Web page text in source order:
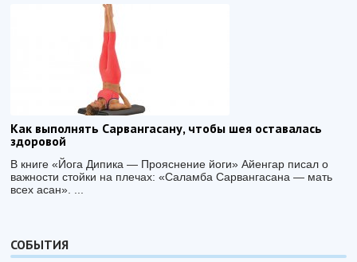
Как выполнять Сарвангасану, чтобы шея оставалась
здоровой
В книге «Йога Дипика — Прояснение йоги» Айенгар писал о
важности стойки на плечах: «Саламба Сарвангасана — мать
всех асан». ...
СОБЫТИЯ